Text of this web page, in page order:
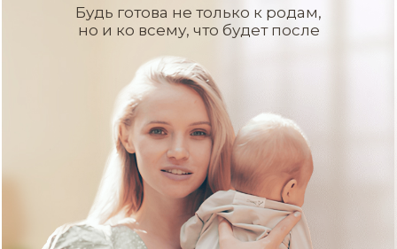
Будь готова не только к родам,
но и ко всему, что будет после